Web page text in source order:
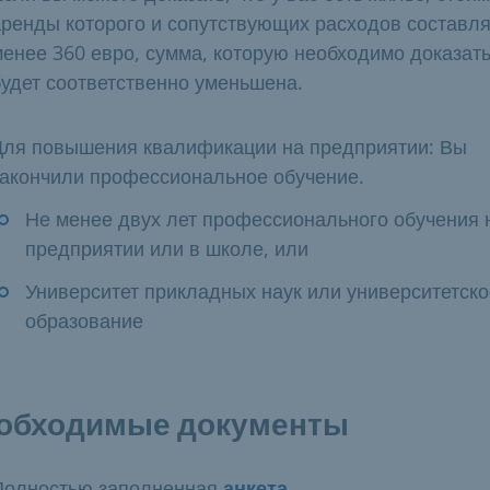
которого и сопутствующих расходов
360 евро, сумма, которую необходимо
соответственно уменьшена.
повышения квалификации на предприятии: Вы
профессиональное обучение.
Не менее двух лет профессионального обучения
предприятии или в школе, или
Университет прикладных наук или
образование
документы